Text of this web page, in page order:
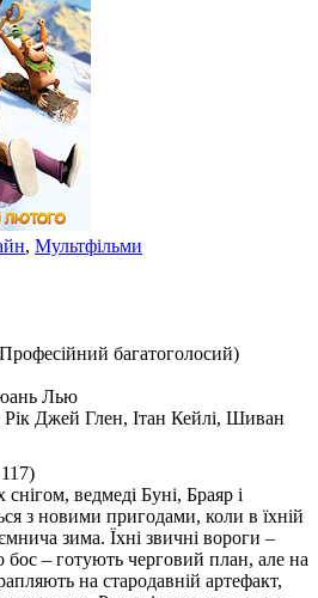
, Мультфільми
багатоголосий)
Лью
Джей Глен, Ітан Кейлі, Шиван
ведмеді Буні, Браяр і
з новими пригодами, коли в їхній
зима. Їхні звичні вороги –
бос – готують черговий план, але на
на стародавній артефакт,